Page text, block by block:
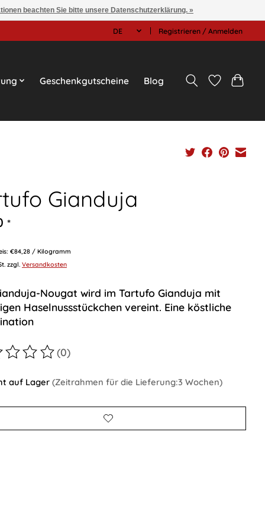
DE Registrieren / Anmelden
Geschenkgutscheine Blog
Gianduja
*
€84,28 / Kilogramm
zzgl. Versandkosten
Nougat wird im Tartufo Gianduja mit
Haselnussstückchen vereint. Eine köstliche
dieses Produkts ist
(0)
auf Lager (Zeitrahmen für die Lieferung:3 Wochen)
beachten Sie bitte unsere Datenschutzerklärung. »